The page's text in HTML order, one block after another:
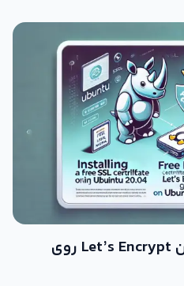
راهنمای نصب SSL رایگان Let’s Encrypt روی